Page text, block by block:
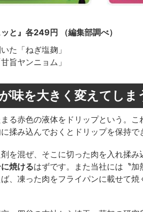
と』各249円 （編集部調べ）
た「ねぎ塩麹」
旨ヤンニョム」
味を大きく変えてしま
る赤色の液体をドリップという。こ
揉み込んでおくとドリップを保持で
を混ぜ、そこに切った肉を入れ揉み
焼けるはずです。また当社には〝
、凍った肉をフライパンに載せて